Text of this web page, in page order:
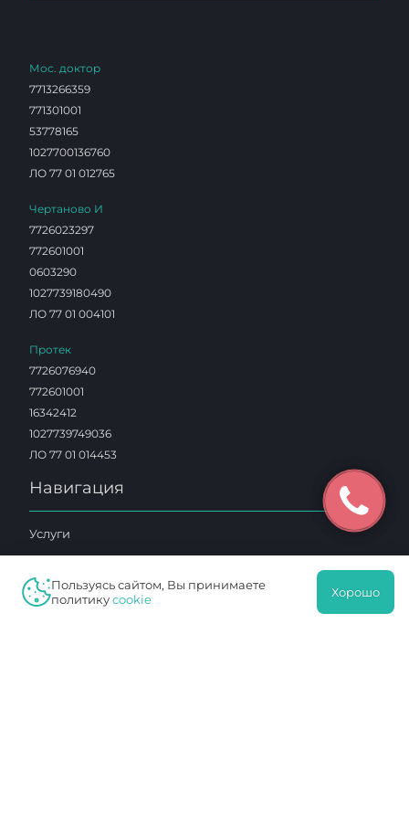
Мос. доктор
7713266359
771301001
53778165
1027700136760
ЛО 77 01 012765
Чертаново И
7726023297
772601001
0603290
1027739180490
ЛО 77 01 004101
Протек
7726076940
772601001
16342412
1027739749036
ЛО 77 01 014453
Навигация
Услуги
Специалисты
Пользуясь сайтом, Вы принимаете
политикуcookie Хорошо